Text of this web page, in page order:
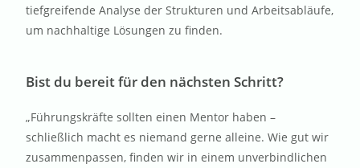
tiefgreifende Analyse der Strukturen und Arbeitsabläufe,
um nachhaltige Lösungen zu finden.
Bist du bereit für den nächsten Schritt?
„Führungskräfte sollten einen Mentor haben –
schließlich macht es niemand gerne alleine. Wie gut wir
zusammenpassen, finden wir in einem unverbindlichen